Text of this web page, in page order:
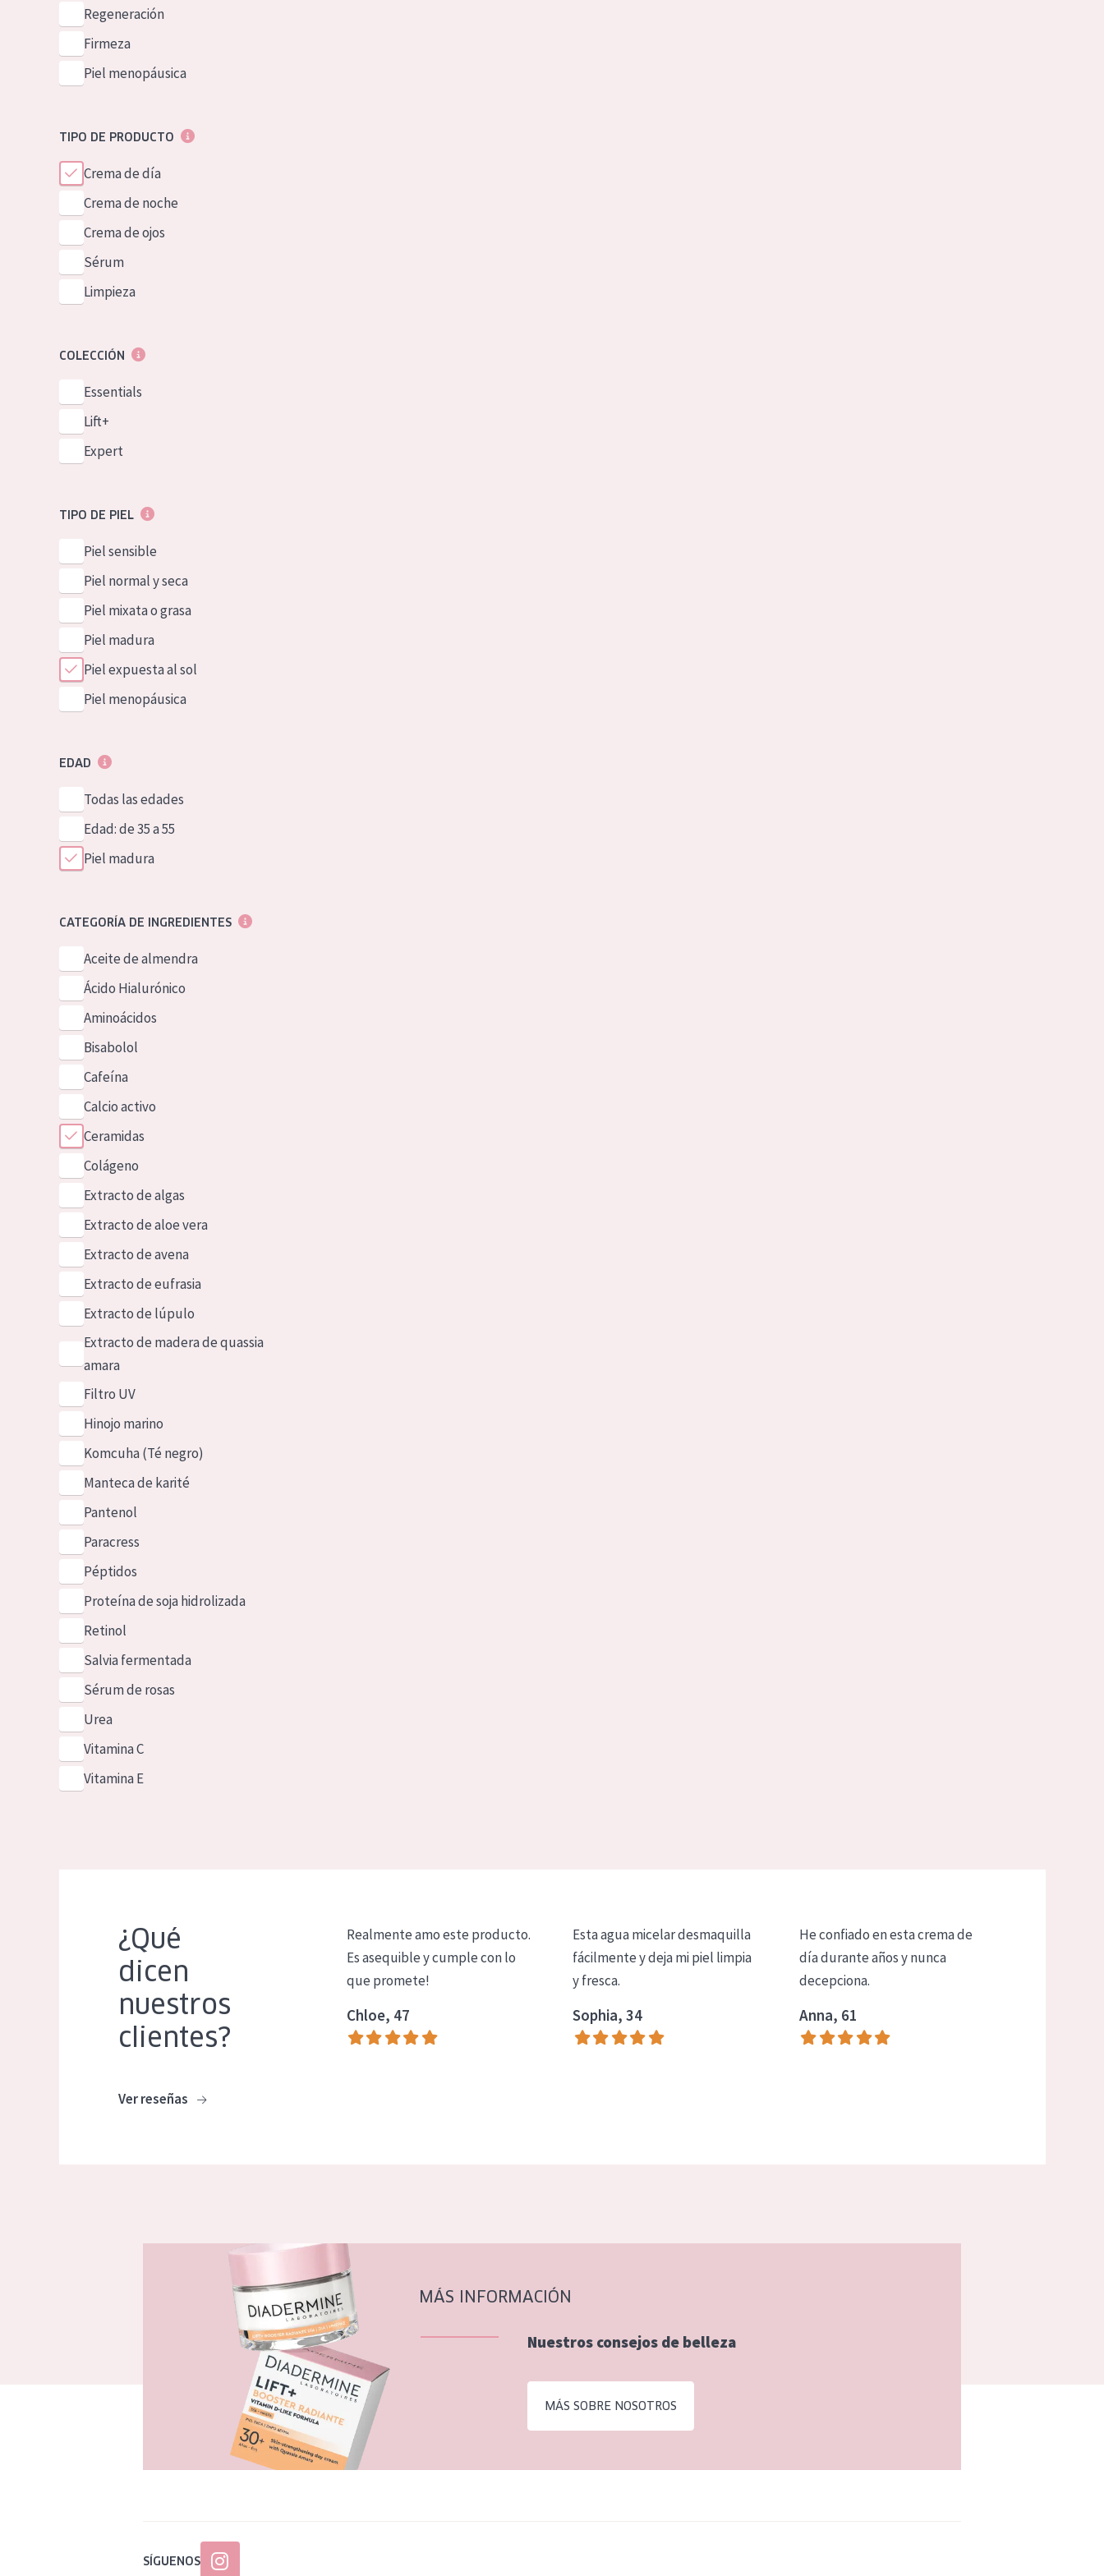
German
Spanish
Greek
Regeneración
Firmeza
Piel menopáusica
TIPO DE PRODUCTO
Crema de día
Crema de noche
Crema de ojos
Sérum
Limpieza
COLECCIÓN
Essentials
Lift+
Expert
TIPO DE PIEL
Piel sensible
Piel normal y seca
Piel mixata o grasa
Piel madura
Piel expuesta al sol
Piel menopáusica
EDAD
Todas las edades
Edad: de 35 a 55
Piel madura
CATEGORÍA DE INGREDIENTES
Aceite de almendra
Ácido Hialurónico
Aminoácidos
Bisabolol
Cafeína
Calcio activo
Ceramidas
Colágeno
Extracto de algas
Extracto de aloe vera
Extracto de avena
Extracto de eufrasia
Extracto de lúpulo
Extracto de madera de quassia
amara
Filtro UV
Hinojo marino
Komcuha (Té negro)
Manteca de karité
Pantenol
Paracress
Péptidos
Proteína de soja hidrolizada
Retinol
Salvia fermentada
Sérum de rosas
Urea
Vitamina C
Vitamina E
¿Qué
dicen
nuestros
clientes?
Ver reseñas
Realmente amo este producto.
Es asequible y cumple con lo
que promete!
Chloe, 47
Esta agua micelar desmaquilla
fácilmente y deja mi piel limpia
y fresca.
Sophia, 34
He confiado en esta crema de
día durante años y nunca
decepciona.
Anna, 61
MÁS INFORMACIÓN
Nuestros consejos de belleza
MÁS SOBRE NOSOTROS
SÍGUENOS